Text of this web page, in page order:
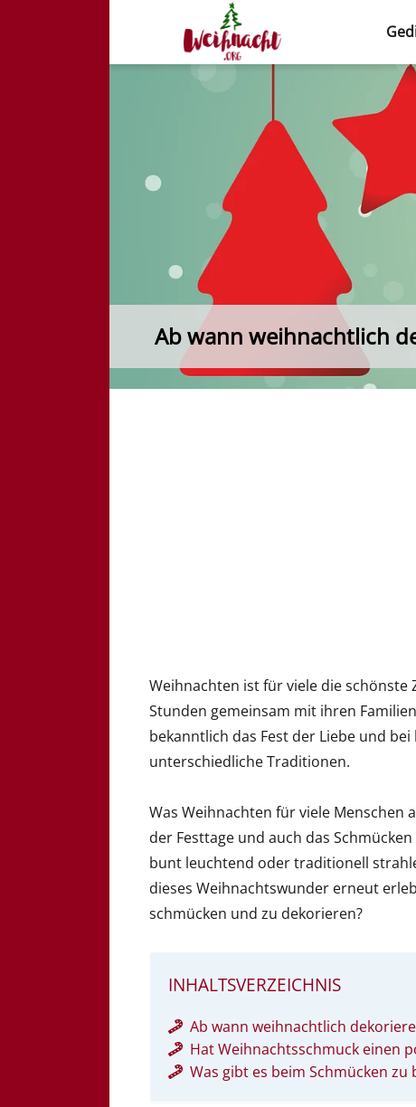
Ab wann weihnachtlich
Weihnachten ist für viele die schönste
Stunden gemeinsam mit ihren
bekanntlich das Fest der Liebe und
unterschiedliche Traditionen.
Was Weihnachten für viele Menschen
der Festtage und auch das
bunt leuchtend oder traditionell
dieses Weihnachtswunder erneut
schmücken und zu dekorieren?
INHALTSVERZEICHNIS
Ab wann weihnachtlich
Hat Weihnachtsschmuck einen
Was gibt es beim Schmücken zu